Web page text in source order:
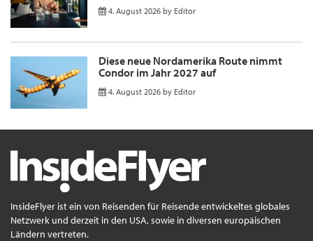
4. August 2026 by Editor
Diese neue Nordamerika Route nimmt
Condor im Jahr 2027 auf
4. August 2026 by Editor
InsideFlyer ist ein von Reisenden für Reisende entwickeltes globales
Netzwerk und derzeit in den USA, sowie in diversen europäischen
Ländern vertreten.